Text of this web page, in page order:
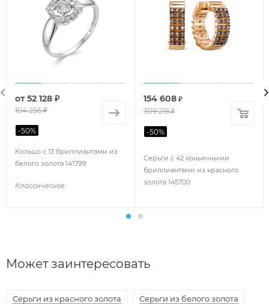
Кольцо с 13 бриллиантами из
белого золота 141799
Классическое
от52 128 ₽
104 256 ₽
-50%
Серьги с 42 коньячными
бриллиантами из красного
золота 145700
154 608 ₽
309 216₽
-50%
Может заинтересовать
Серьги из красного золота Серьги из белого золота